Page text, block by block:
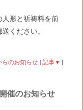
人形と祈祷料を前
ください。
らのお知らせ |記事▼ |
催のお知らせ